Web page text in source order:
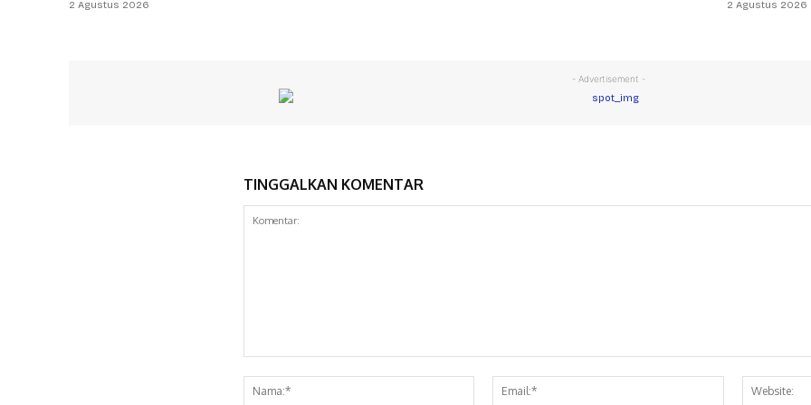
2 Agustus 2026 2 Agustus 2026
- Advertisement -
TINGGALKAN KOMENTAR
Nama:*
Email:*